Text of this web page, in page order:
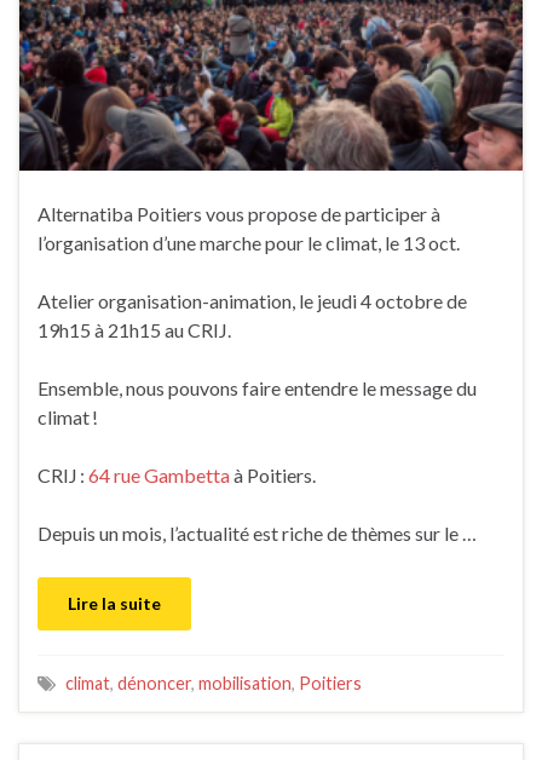
Alternatiba Poitiers vous propose de participer à
l’organisation d’une marche pour le climat, le 13 oct.
Atelier organisation-animation, le jeudi 4 octobre de
19h15 à 21h15 au CRIJ.
Ensemble, nous pouvons faire entendre le message du
climat !
CRIJ : 64 rue Gambettaà Poitiers.
Depuis un mois, l’actualité est riche de thèmes sur le …
Lire la suite
climat, dénoncer, mobilisation, Poitiers